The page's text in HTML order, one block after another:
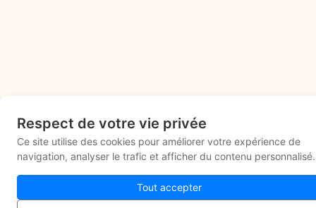
Respect de votre vie privée
Ce site utilise des cookies pour améliorer votre expérience de
navigation, analyser le trafic et afficher du contenu personnalisé.
Tout accepter